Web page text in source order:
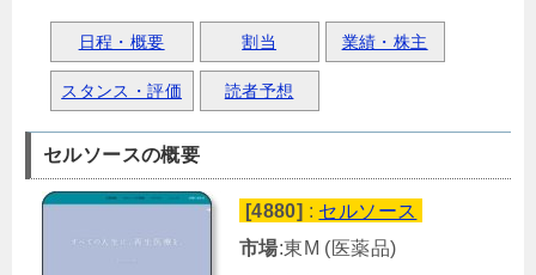
日程・概要 割当 業績・株主
スタンス・評価 読者予想
セルソースの概要
[4880] : セルソース
市場:東M (医薬品)